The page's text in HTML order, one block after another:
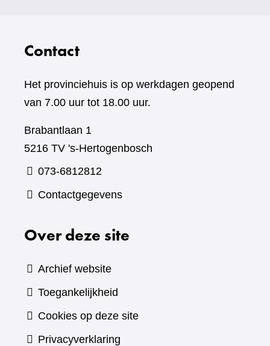
Contact
Het provinciehuis is op werkdagen geopend
van 7.00 uur tot 18.00 uur.
Brabantlaan 1
5216 TV 's-Hertogenbosch
073-6812812
Contactgegevens
Over deze site
Archief website
Toegankelijkheid
Cookies op deze site
Privacyverklaring